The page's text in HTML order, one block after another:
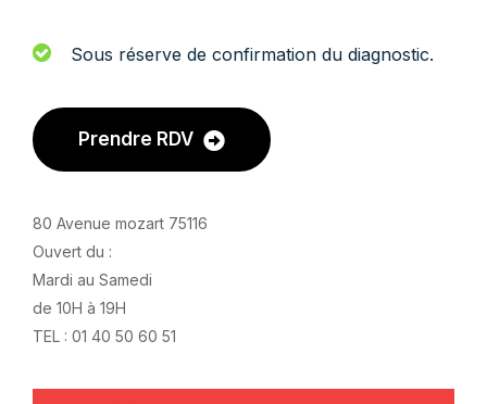
Sous réserve de confirmation du diagnostic.
Prendre RDV
80 Avenue mozart 75116
Ouvert du :
Mardi au Samedi
de 10H à 19H
TEL : 01 40 50 60 51